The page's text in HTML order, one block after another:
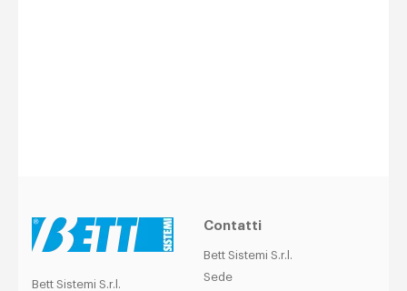
Bett Sistemi S.r.l.
Contatti
Bett Sistemi S.r.l.
Sede